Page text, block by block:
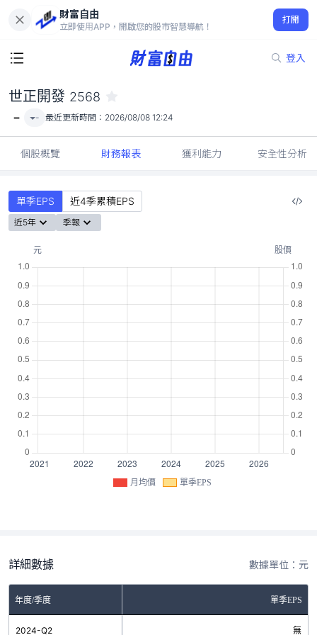
財富自由
立即使用APP，開啟您的股市智慧導航！
打開
登入
-
世正開發 2568
- - 最近更新時間： 2026/08/08 12:24
個股概覽 財務報表 獲利能力 安全性分析
單季EPS 近4季累積EPS
近5年 季報
月均價 單季EPS
詳細數據 數據單位：元
年度/季度 單季EPS
2024-Q2 無